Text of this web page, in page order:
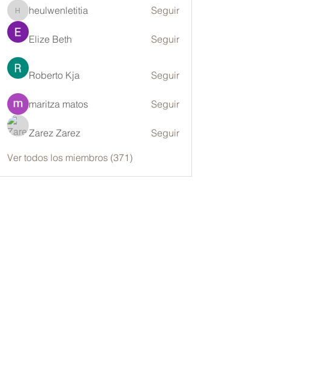
heulwenletitia
heulwenletitia Seguir
Elize Beth Seguir
Roberto Kja Seguir
maritza matos Seguir
Zarez Zarez Seguir
Ver todos los miembros (371)